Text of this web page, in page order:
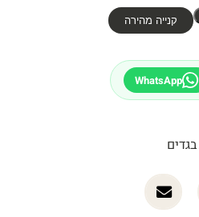
קנייה מהירה
WhatsApp
בגדים